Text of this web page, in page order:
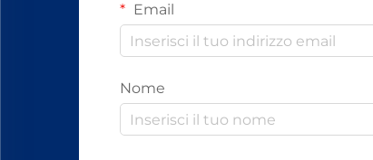
Email
Nome